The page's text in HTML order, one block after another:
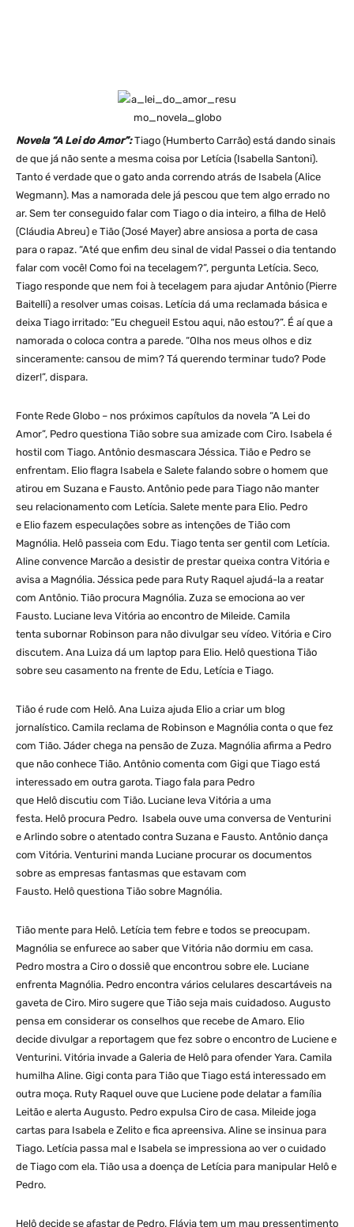
Novela “A Lei do Amor”:Tiago (Humberto Carrão) está dando sinais
de que já não sente a mesma coisa por Letícia (Isabella Santoni).
Tanto é verdade que o gato anda correndo atrás de Isabela (Alice
Wegmann). Mas a namorada dele já pescou que tem algo errado no
ar. Sem ter conseguido falar com Tiago o dia inteiro, a filha de Helô
(Cláudia Abreu) e Tião (José Mayer) abre ansiosa a porta de casa
para o rapaz. “Até que enfim deu sinal de vida! Passei o dia tentando
falar com você! Como foi na tecelagem?”, pergunta Letícia. Seco,
Tiago responde que nem foi à tecelagem para ajudar Antônio (Pierre
Baitelli) a resolver umas coisas. Letícia dá uma reclamada básica e
deixa Tiago irritado: “Eu cheguei! Estou aqui, não estou?”. É aí que a
namorada o coloca contra a parede. “Olha nos meus olhos e diz
sinceramente: cansou de mim? Tá querendo terminar tudo? Pode
dizer!”, dispara.
Fonte Rede Globo – nos próximos capítulos da novela “A Lei do
Amor”, Pedro questiona Tião sobre sua amizade com Ciro. Isabela é
hostil com Tiago. Antônio desmascara Jéssica. Tião e Pedro se
enfrentam. Elio flagra Isabela e Salete falando sobre o homem que
atirou em Suzana e Fausto. Antônio pede para Tiago não manter
seu relacionamento com Letícia. Salete mente para Elio. Pedro
e Elio fazem especulações sobre as intenções de Tião com
Magnólia. Helô passeia com Edu. Tiago tenta ser gentil com Letícia.
Aline convence Marcão a desistir de prestar queixa contra Vitória e
avisa a Magnólia. Jéssica pede para Ruty Raquel ajudá-la a reatar
com Antônio. Tião procura Magnólia. Zuza se emociona ao ver
Fausto. Luciane leva Vitória ao encontro de Mileide. Camila
tenta subornar Robinson para não divulgar seu vídeo. Vitória e Ciro
discutem. Ana Luiza dá um laptop para Elio. Helô questiona Tião
sobre seu casamento na frente de Edu, Letícia e Tiago.
Tião é rude com Helô. Ana Luiza ajuda Elio a criar um blog
jornalístico. Camila reclama de Robinson e Magnólia conta o que fez
com Tião. Jáder chega na pensão de Zuza. Magnólia afirma a Pedro
que não conhece Tião. Antônio comenta com Gigi que Tiago está
interessado em outra garota. Tiago fala para Pedro
que Helô discutiu com Tião. Luciane leva Vitória a uma
festa. Helô procura Pedro. Isabela ouve uma conversa de Venturini
e Arlindo sobre o atentado contra Suzana e Fausto. Antônio dança
com Vitória. Venturini manda Luciane procurar os documentos
sobre as empresas fantasmas que estavam com
Fausto. Helô questiona Tião sobre Magnólia.
Tião mente para Helô. Letícia tem febre e todos se preocupam.
Magnólia se enfurece ao saber que Vitória não dormiu em casa.
Pedro mostra a Ciro o dossiê que encontrou sobre ele. Luciane
enfrenta Magnólia. Pedro encontra vários celulares descartáveis na
gaveta de Ciro. Miro sugere que Tião seja mais cuidadoso. Augusto
pensa em considerar os conselhos que recebe de Amaro. Elio
decide divulgar a reportagem que fez sobre o encontro de Luciene e
Venturini. Vitória invade a Galeria de Helô para ofender Yara. Camila
humilha Aline. Gigi conta para Tião que Tiago está interessado em
outra moça. Ruty Raquel ouve que Luciene pode delatar a família
Leitão e alerta Augusto. Pedro expulsa Ciro de casa. Mileide joga
cartas para Isabela e Zelito e fica apreensiva. Aline se insinua para
Tiago. Letícia passa mal e Isabela se impressiona ao ver o cuidado
de Tiago com ela. Tião usa a doença de Letícia para manipular Helô e
Pedro.
Helô decide se afastar de Pedro. Flávia tem um mau pressentimento